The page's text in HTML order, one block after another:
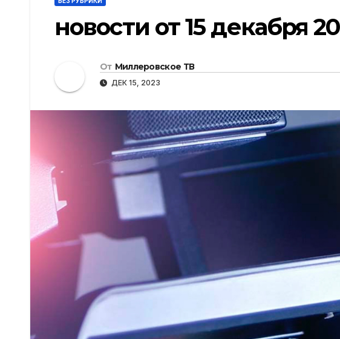
новости от 15 декабря
От Миллеровское ТВ
ДЕК 15, 2023